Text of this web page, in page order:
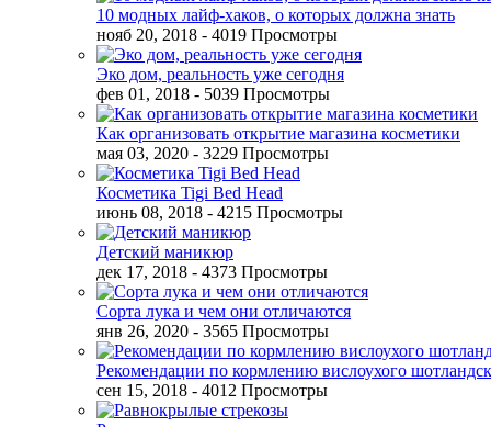
10 модных лайф-хаков, о которых должна знать
нояб 20, 2018 - 4019 Просмотры
Эко дом, реальность уже сегодня
фев 01, 2018 - 5039 Просмотры
Как организовать открытие магазина косметики
мая 03, 2020 - 3229 Просмотры
Косметика Tigi Bed Head
июнь 08, 2018 - 4215 Просмотры
Детский маникюр
дек 17, 2018 - 4373 Просмотры
Сорта лука и чем они отличаются
янв 26, 2020 - 3565 Просмотры
Рекомендации по кормлению вислоухого
сен 15, 2018 - 4012 Просмотры